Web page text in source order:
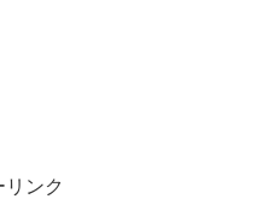
リンク